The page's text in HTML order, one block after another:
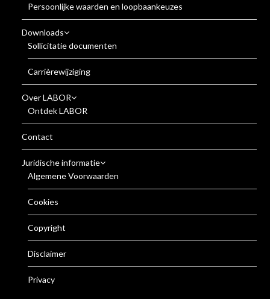
Persoonlijke waarden en loopbaankeuzes
Downloads
Sollicitatie documenten
Carrièrewijziging
Over LABOR
Ontdek LABOR
Contact
Juridische informatie
Algemene Voorwaarden
Cookies
Copyright
Disclaimer
Privacy